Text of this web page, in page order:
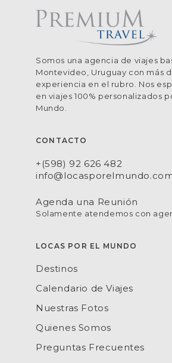
Somos una agencia de viajes
Montevideo, Uruguay con más
experiencia en el rubro. Nos
en viajes 100% personalizados
Mundo.
CONTACTO
+(598) 92 626 482
Agenda una Reunión
Solamente atendemos con
LOCAS POR EL MUNDO
Destinos
Calendario de Viajes
Nuestras Fotos
Quienes Somos
Preguntas Frecuentes